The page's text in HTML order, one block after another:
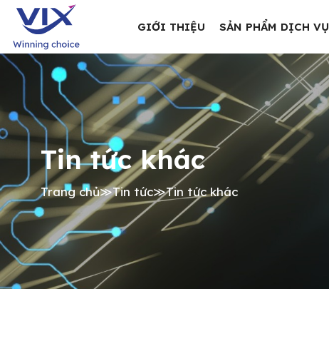
GIỚI THIỆU SẢN PHẨM DỊCH VỤ
Tin tức khác
Trang chủ≫Tin tức≫Tin tức khác